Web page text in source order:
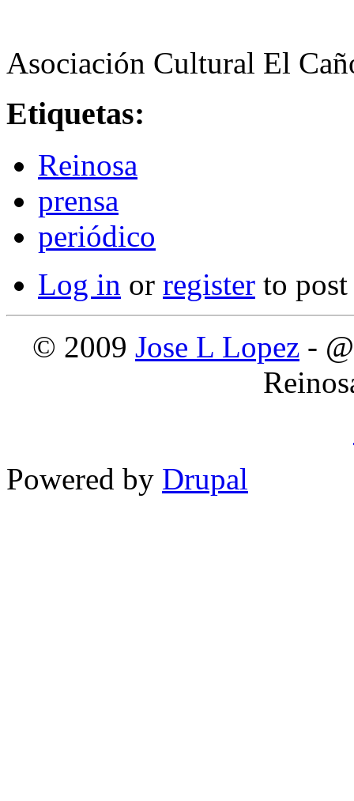
Asociación Cultural El
Etiquetas:
Reinosa
prensa
periódico
Log in or register to
© 2009 Jose L Lopez -
Powered by Drupal